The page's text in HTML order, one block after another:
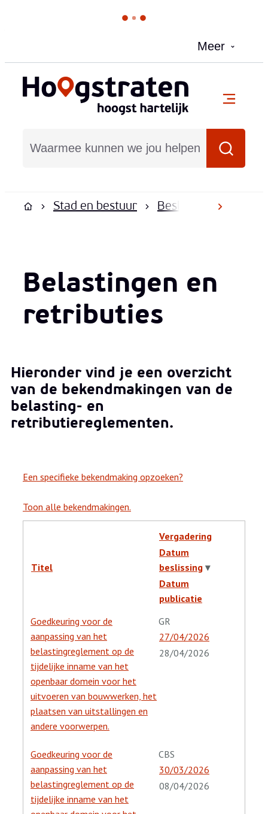
Meer
Hoogstraten
Zoeken
menu
scroll
Startpagina
Stad en bestuur Besluiten en
Belastingen en
retributies
Hieronder vind je een overzicht
van de bekendmakingen van de
belasting- en
retributiereglementen.